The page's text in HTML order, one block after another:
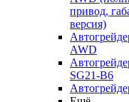
привод,
версия)
AWD
SG21-B6